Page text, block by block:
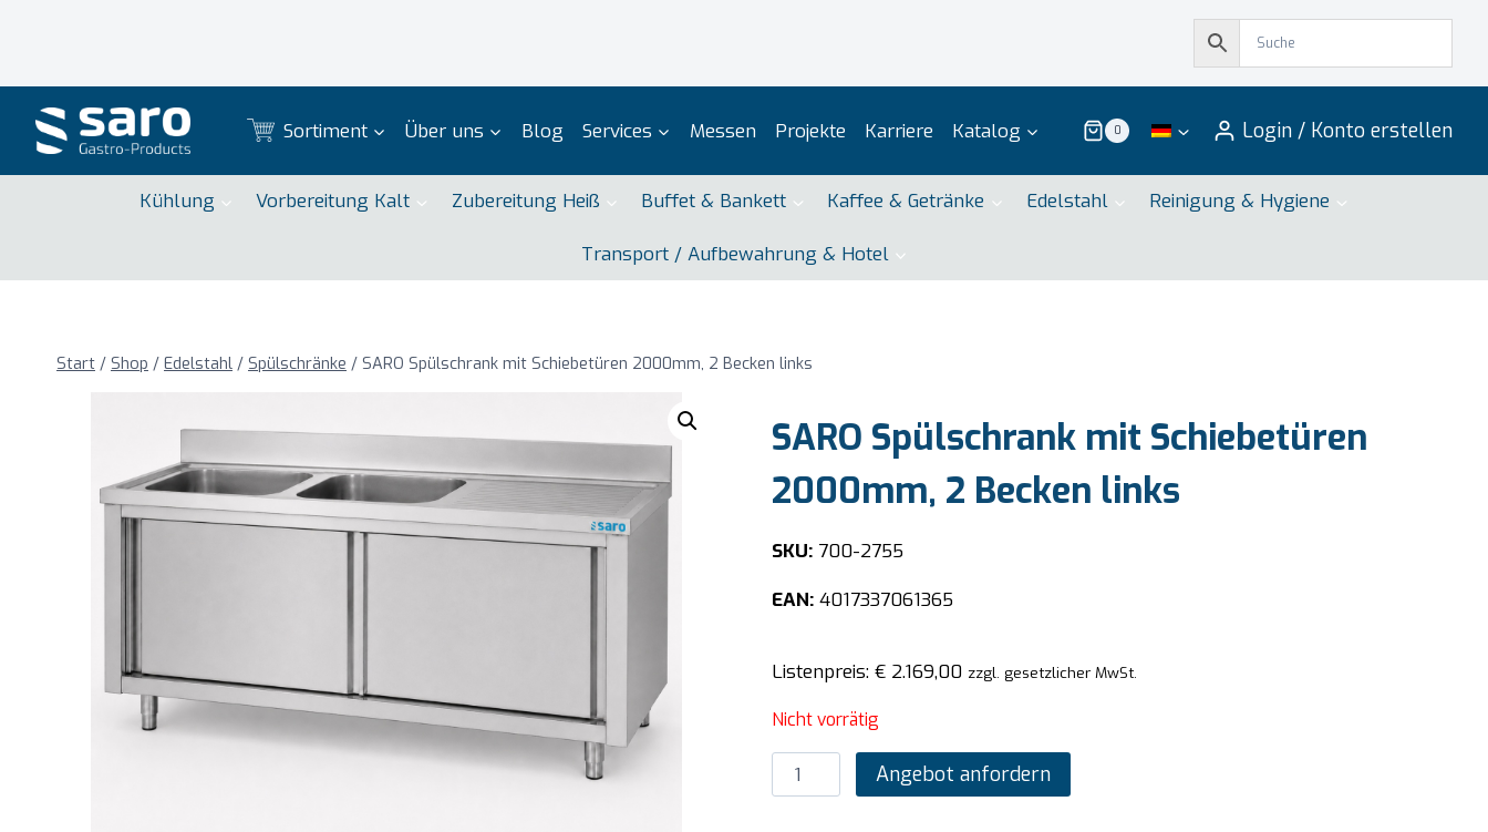
Sortiment Über uns Blog Services Messen Projekte Karriere Katalog 0 Login / Konto erstellen
Kühlung Vorbereitung Kalt Zubereitung Heiß Buffet & Bankett Kaffee & Getränke Edelstahl Reinigung & Hygiene
Transport / Aufbewahrung & Hotel
Start / Shop / Edelstahl / Spülschränke / SARO Spülschrank mit Schiebetüren 2000mm, 2 Becken links
SARO Spülschrank mit Schiebetüren
2000mm, 2 Becken links
SKU:700-2755
EAN:4017337061365
Listenpreis: €2.169,00 zzgl. gesetzlicher MwSt.
Nicht vorrätig
SARO
Spülschrank
Angebot anfordern